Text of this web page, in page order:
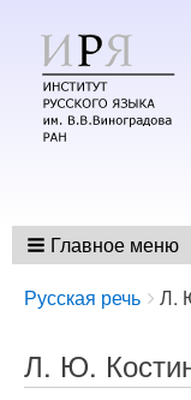
Главное меню
Breadcrumbs
You
here:
Русская речь Л.
Л. Ю.